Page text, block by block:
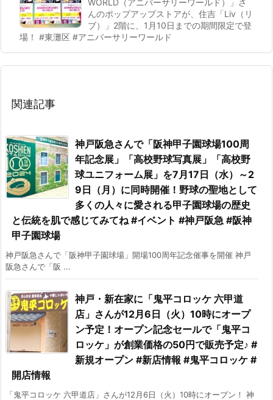
んのポップアップストアが、住吉「Liv（リ
ブ）」2階に、1月10日までの期間限定で登
場！ #東灘区 #アニバーサリーワールド
関連記事
神戸阪急さんで「阪神甲子園球場100周
年記念展」「高校野球写真展」「高校野
球ユニフォーム展」を7月17日（水）～2
9日（月）に同時開催！野球の聖地として
多くの人々に愛される甲子園球場の歴史
と伝統を肌で感じてみてね #イベント #神戸阪急 #阪神
甲子園球場
神戸阪急さんで「阪神甲子園球場」開場100周年記念催事を開催 神戸
阪急さんで「阪 ...
神戸・新在家に「鬼平コロッケ 六甲道
店」さんが12月6日（火）10時にオープ
ン予定！オープン記念セールで「鬼平コ
ロッケ」が創業価格の50円で販売予定♪ #
新規オープン #新店情報 #鬼平コロッケ #
開店情報
「鬼平コロッケ 六甲道店」さんが12月6日（火）10時にオープン！ 神